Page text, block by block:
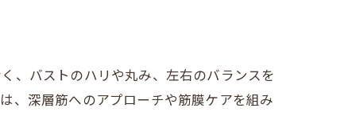
、バストのハリや丸み、左右のバランスを
、深層筋へのアプローチや筋膜ケアを組み